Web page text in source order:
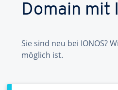
Domain mit
Sie sind neu bei IONOS?
möglich ist.